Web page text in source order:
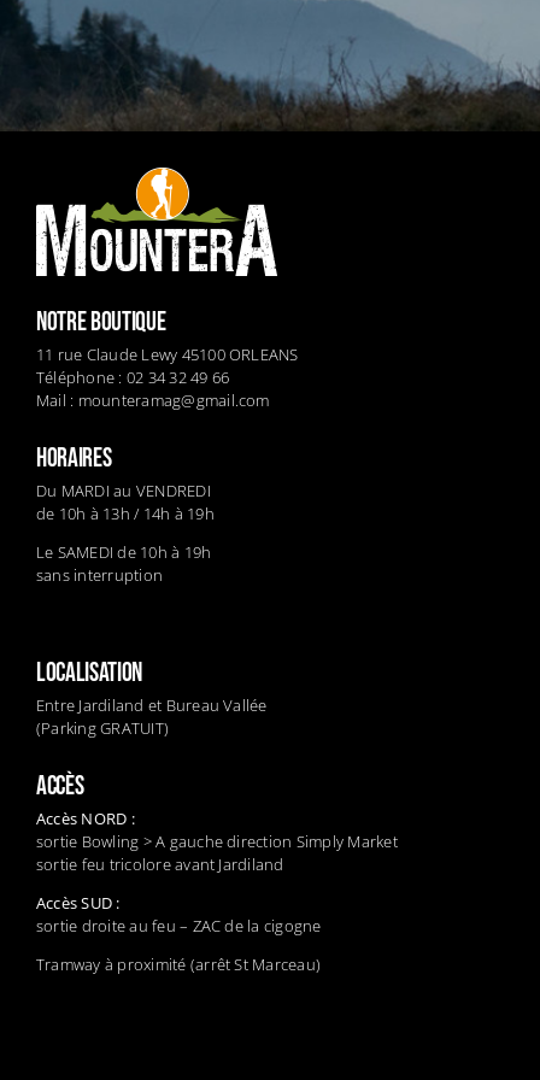
NOTRE BOUTIQUE
11 rue Claude Lewy 45100 ORLEANS
Téléphone : 02 34 32 49 66
Mail : mounteramag@gmail.com
HORAIRES
Du MARDI au VENDREDI
de 10h à 13h / 14h à 19h
Le SAMEDI de 10h à 19h
sans interruption
LOCALISATION
Entre Jardiland et Bureau Vallée
(Parking GRATUIT)
ACCÈS
Accès NORD :
sortie Bowling > A gauche direction Simply Market
sortie feu tricolore avant Jardiland
Accès SUD :
sortie droite au feu – ZAC de la cigogne
Tramway à proximité (arrêt St Marceau)